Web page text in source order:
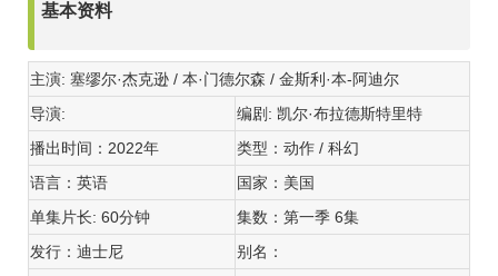
基本资料
主演: 塞缪尔·杰克逊 / 本·门德尔森 / 金斯利·本-阿迪尔
导演:
编剧: 凯尔·布拉德斯特里特
播出时间：2022年
类型：动作 / 科幻
语言：英语
国家：美国
单集片长: 60分钟
集数：第一季 6集
发行：迪士尼
别名：